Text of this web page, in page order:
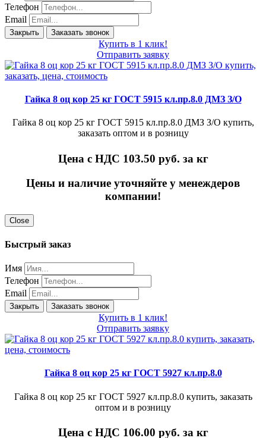
Телефон
Email
Закрыть Заказать звонок
Купить в 1 клик!
Отправить заявку
Гайка 8 оц кор 25 кг ГОСТ 5915 кл.пр.8.0 ДМЗ З/О
Гайка 8 оц кор 25 кг ГОСТ 5915 кл.пр.8.0 ДМЗ З/О купить,
заказать оптом и в розницу
Цена с НДС 103.50 руб. за кг
Цены и наличие уточняйте у менеждеров
компании!
Close
Быстрый заказ
Имя
Телефон
Email
Закрыть Заказать звонок
Купить в 1 клик!
Отправить заявку
Гайка 8 оц кор 25 кг ГОСТ 5927 кл.пр.8.0
Гайка 8 оц кор 25 кг ГОСТ 5927 кл.пр.8.0 купить, заказать
оптом и в розницу
Цена с НДС 106.00 руб. за кг